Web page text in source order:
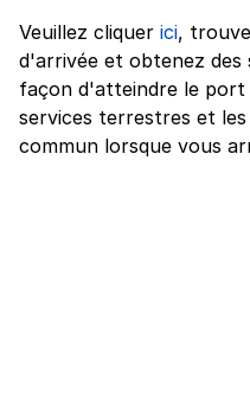
Veuillez cliquer ici,
d'arrivée et obtenez des
façon d'atteindre le port
services terrestres et
commun lorsque vous